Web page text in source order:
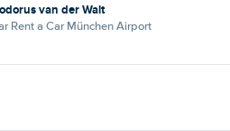
van der Walt
Rent a Car München Airport